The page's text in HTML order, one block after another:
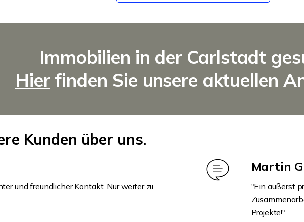
Immobilien in der Carlstadt
Hierfinden Sie unsere aktuellen
Kunden über uns.
und freundlicher Kontakt. Nur weiter zu
Martin
"Ein äußerst
Projekte!"